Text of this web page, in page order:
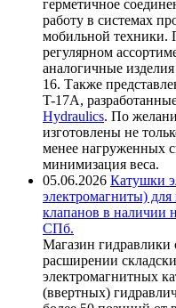
герметичное
работу в системах
мобильной техники.
регулярном
аналогичные
16. Также
T-17A,
Hydraulics. По
изготовлены не
менее нагруженных
минимизация веса.
05.06.2026 Катушки
электромагниты)
клапанов в наличии
СПб.
Магазин гидравлики
расширении
электромагнитных
(ввертных)